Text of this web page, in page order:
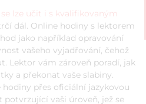
lze učit i s kvalifikovaným
dál. Online hodiny s lektorem
jako například opravování
vašeho vyjadřování, čehož
Lektor vám zároveň poradí, jak
a překonat vaše slabiny.
přes oficiální jazykovou
vaši úroveň, jež se